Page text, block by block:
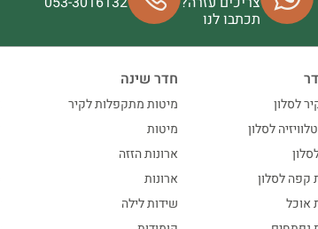
תכתבו לנו
לסלון
לסלון
קפה לסלון
אוכל
חדר שינה
מיטות מתקפלות לקיר
מיטות
ארונות הזזה
ארונות
שידות לילה